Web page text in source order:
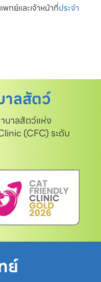
ทย์และเจ้าหน้าที่ประจำ
าลสัตว์
บาลสัตว์แห่ง
(CFC) ระดับ
ย์